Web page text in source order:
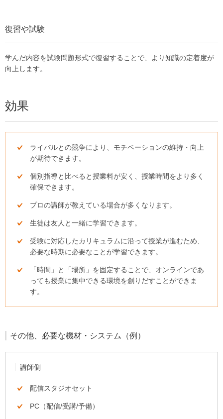
復習や試験
学んだ内容を試験問題形式で復習することで、より知識の定着度が
向上します。
効果
ライバルとの競争により、モチベーションの維持・向上
が期待できます。
個別指導と比べると授業料が安く、授業時間をより多く
確保できます。
プロの講師が教えている場合が多くなります。
生徒は友人と一緒に学習できます。
受験に対応したカリキュラムに沿って授業が進むため、
必要な時期に必要なことが学習できます。
「時間」と「場所」を固定することで、オンラインであ
っても授業に集中できる環境を創りだすことができま
す。
その他、必要な機材・システム（例）
講師側
配信スタジオセット
PC（配信/受講/予備）